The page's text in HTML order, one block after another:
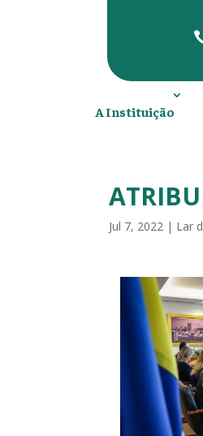
A Instituição
Jul 7, 2022 | Lar